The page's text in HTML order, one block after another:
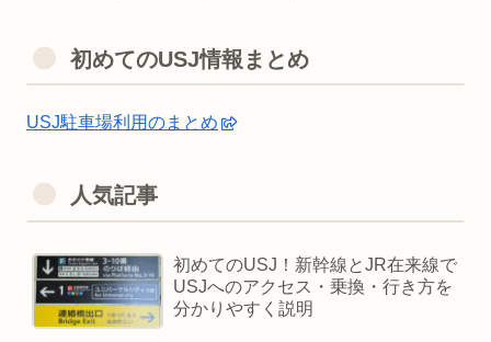
初めてのUSJ情報まとめ
USJ駐車場利用のまとめ
人気記事
初めてのUSJ！新幹線とJR在来線で
USJへのアクセス・乗換・行き方を
分かりやすく説明